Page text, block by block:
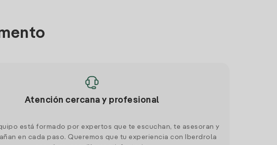
Atención cercana y profesional
está formado por expertos que te escuchan, te asesoran y
en cada paso. Queremos que tu experiencia con Iberdrola